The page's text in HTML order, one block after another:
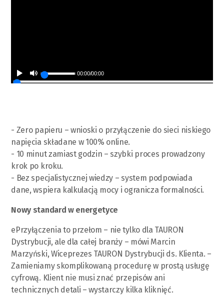
00:00/00:00
- Zero papieru – wnioski o przyłączenie do sieci niskiego
napięcia składane w 100% online.
- 10 minut zamiast godzin – szybki proces prowadzony
krok po kroku.
- Bez specjalistycznej wiedzy – system podpowiada
dane, wspiera kalkulacją mocy i ogranicza formalności.
Nowy standard w energetyce
ePrzyłączenia to przełom – nie tylko dla TAURON
Dystrybucji, ale dla całej branży – mówi Marcin
Marzyński, Wiceprezes TAURON Dystrybucji ds. Klienta. –
Zamieniamy skomplikowaną procedurę w prostą usługę
cyfrową. Klient nie musi znać przepisów ani
technicznych detali – wystarczy kilka kliknięć.